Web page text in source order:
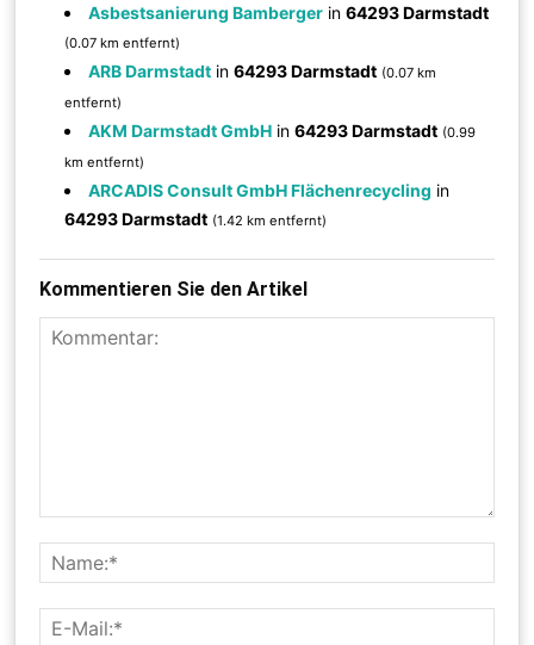
Asbestsanierung Bamberger in64293 Darmstadt
(0.07 km entfernt)
ARB Darmstadt in64293 Darmstadt (0.07 km
entfernt)
AKM Darmstadt GmbH in64293 Darmstadt (0.99
km entfernt)
ARCADIS Consult GmbH Flächenrecycling in
64293 Darmstadt (1.42 km entfernt)
Kommentieren Sie den Artikel